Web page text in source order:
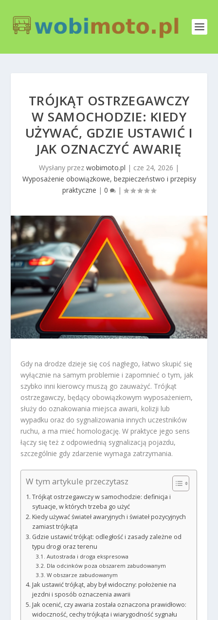
TRÓJKĄT OSTRZEGAWCZY
W SAMOCHODZIE: KIEDY
UŻYWAĆ, GDZIE USTAWIĆ I
JAK OZNACZYĆ AWARIĘ
Wysłany przez wobimoto.pl | cze 24, 2026 |
Wyposażenie obowiązkowe, bezpieczeństwo i przepisy
praktyczne | 0 |
Gdy na drodze dzieje się coś nagłego, łatwo skupić się
wyłącznie na samym problemie i zapomnieć o tym, jak
szybko inni kierowcy muszą go zauważyć. Trójkąt
ostrzegawczy, będący obowiązkowym wyposażeniem,
służy do oznakowania miejsca awarii, kolizji lub
wypadku oraz do sygnalizowania innych uczestników
ruchu, a ma mieć homologację. W praktyce jego sens
łączy się też z odpowiednią sygnalizacją pojazdu,
szczególnie gdy zdarzenie wymaga zatrzymania.
W tym artykule przeczytasz
Trójkąt ostrzegawczy w samochodzie: definicja i
sytuacje, w których trzeba go użyć
Kiedy używać świateł awaryjnych i świateł pozycyjnych
zamiast trójkąta
Gdzie ustawić trójkąt: odległość i zasady zależne od
typu drogi oraz terenu
Autostrada i droga ekspresowa
Dla odcinków poza obszarem zabudowanym
W obszarze zabudowanym
Jak ustawić trójkąt, aby był widoczny: położenie na
jezdni i sposób oznaczenia awarii
Jak ocenić, czy awaria została oznaczona prawidłowo:
widoczność, cechy trójkąta i wiarygodność sygnału